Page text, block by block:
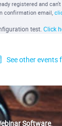
registered and
confirmation email,
test. Click
See other events
Software.